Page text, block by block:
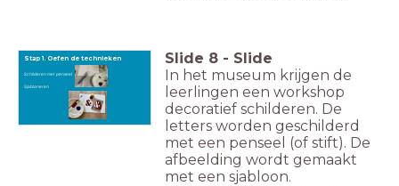
Stap 1. Oefen de technieken
Schilderen met penseel
Sjabloneren
Slide 8 - Slide
In het museum krijgen de
leerlingen een workshop
decoratief schilderen. De
letters worden geschilderd
met een penseel (of stift). De
afbeelding wordt gemaakt
met een sjabloon.